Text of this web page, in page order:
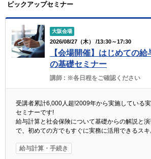
ピックアップセミナー
大阪会場
2026/08/27（木） /13:30～17:30
【会場開催】はじめての
の基礎セミナー
講師 : ※各日程をご確認ください
受講者累計6,000人超!2009年から実施している
セミナーです!
給与計算と社会保険について基礎からの解説と
で、初めての方でもすぐに実務に活用できるスキ
給与計算・手続き